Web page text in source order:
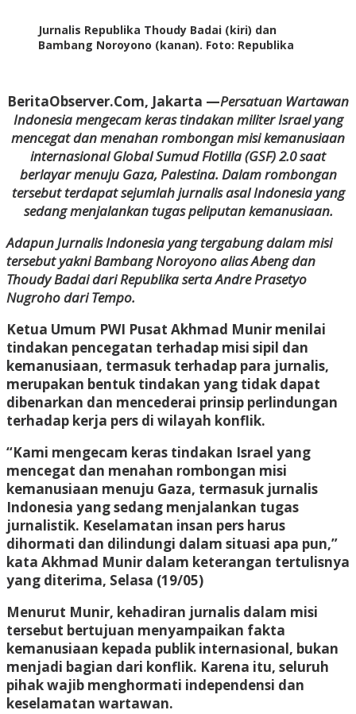
Jurnalis Republika Thoudy Badai (kiri) dan
Bambang Noroyono (kanan). Foto: Republika
BeritaObserver.Com, Jakarta —Persatuan Wartawan
Indonesia mengecam keras tindakan militer Israel yang
mencegat dan menahan rombongan misi kemanusiaan
internasional Global Sumud Flotilla (GSF) 2.0 saat
berlayar menuju Gaza, Palestina. Dalam rombongan
tersebut terdapat sejumlah jurnalis asal Indonesia yang
sedang menjalankan tugas peliputan kemanusiaan.
Adapun Jurnalis Indonesia yang tergabung dalam misi
tersebut yakni Bambang Noroyono alias Abeng dan
Thoudy Badai dari Republika serta Andre Prasetyo
Nugroho dari Tempo.
Ketua Umum PWI Pusat Akhmad Munir menilai
tindakan pencegatan terhadap misi sipil dan
kemanusiaan, termasuk terhadap para jurnalis,
merupakan bentuk tindakan yang tidak dapat
dibenarkan dan mencederai prinsip perlindungan
terhadap kerja pers di wilayah konflik.
“Kami mengecam keras tindakan Israel yang
mencegat dan menahan rombongan misi
kemanusiaan menuju Gaza, termasuk jurnalis
Indonesia yang sedang menjalankan tugas
jurnalistik. Keselamatan insan pers harus
dihormati dan dilindungi dalam situasi apa pun,”
kata Akhmad Munir dalam keterangan tertulisnya
yang diterima, Selasa (19/05)
Menurut Munir, kehadiran jurnalis dalam misi
tersebut bertujuan menyampaikan fakta
kemanusiaan kepada publik internasional, bukan
menjadi bagian dari konflik. Karena itu, seluruh
pihak wajib menghormati independensi dan
keselamatan wartawan.